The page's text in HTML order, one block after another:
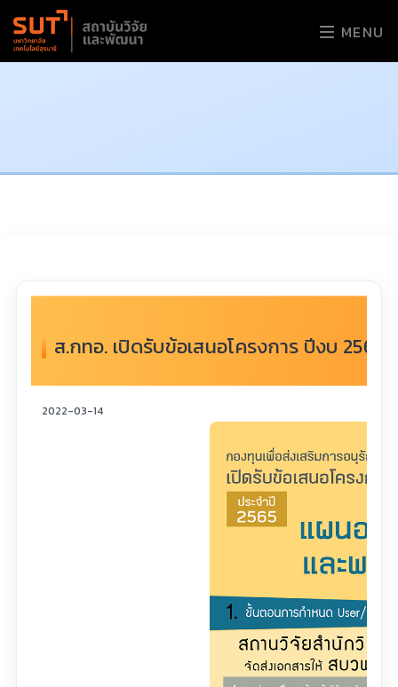
MENU
ส.กทอ. เปิดรับข้อเสนอโครงการ ปีงบ
2022-03-14